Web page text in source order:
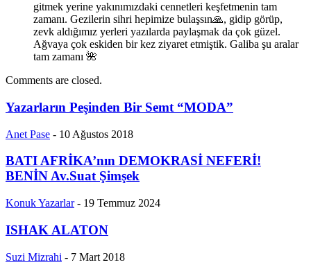
gitmek yerine yakınımızdaki cennetleri keşfetmenin tam
zamanı. Gezilerin sihri hepimize bulaşsın🙏, gidip görüp,
zevk aldığımız yerleri yazılarda paylaşmak da çok güzel.
Ağvaya çok eskiden bir kez ziyaret etmiştik. Galiba şu aralar
tam zamanı 🌺
Comments are closed.
Yazarların Peşinden Bir Semt “MODA”
Anet Pase - 10 Ağustos 2018
BATI AFRİKA’nın DEMOKRASİ NEFERİ!
BENİN Av.Suat Şimşek
Konuk Yazarlar - 19 Temmuz 2024
ISHAK ALATON
Suzi Mizrahi - 7 Mart 2018